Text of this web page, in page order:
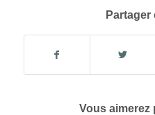
Partager
Vous aimerez